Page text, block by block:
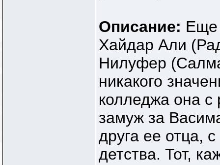
Описание: Еще
Хайдар Али
Нилуфер
никакого
колледжа она с
замуж за
друга ее отца,
детства. Тот,